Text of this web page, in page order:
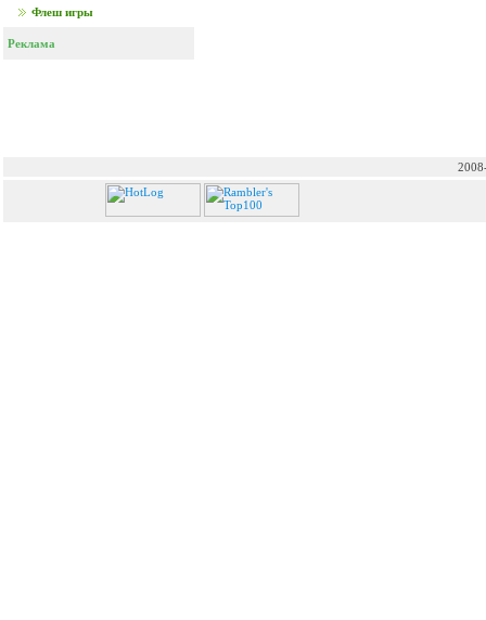
Флеш игры
Реклама